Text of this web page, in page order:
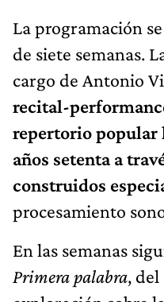
La programación
de siete semanas.
cargo de Antonio
recital-
repertorio popular
años setenta a
construidos
procesamiento
En las semanas
Primera palabra, del